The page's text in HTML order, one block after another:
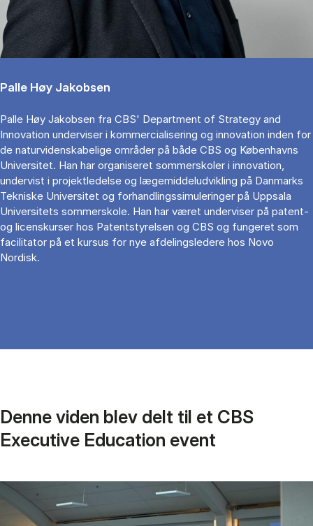
Palle Høy Jakobsen
Palle Høy Jakobsen fra CBS' Department of Strategy and
Innovation underviser i kommercialisering og innovation inden for
de naturvidenskabelige områder på både CBS og Københavns
Universitet. Han har organiseret sommerskoler i innovation,
undervist i projektledelse og lægemiddeludvikling på Danmarks
Tekniske Universitet og forhandlingssimuleringer på Uppsala
Universitets sommerskole. Han har været underviser på patent-
og licenskurser hos Patentstyrelsen og CBS og fungeret som
facilitator på et kursus for nye afdelingsledere hos Novo
Nordisk.
Denne viden blev delt til et CBS
Executive Education event